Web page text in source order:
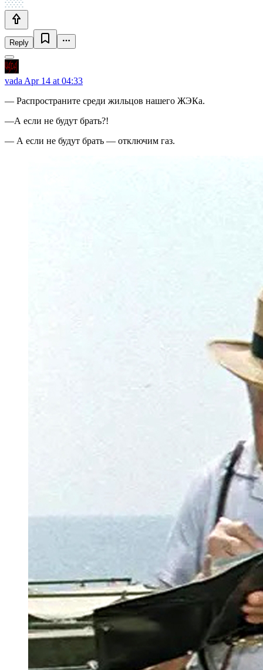
Reply
vada Apr 14 at 04:33
— Распространите среди жильцов нашего ЖЭКа.
—А если не будут брать?!
— А если не будут брать — отключим газ.